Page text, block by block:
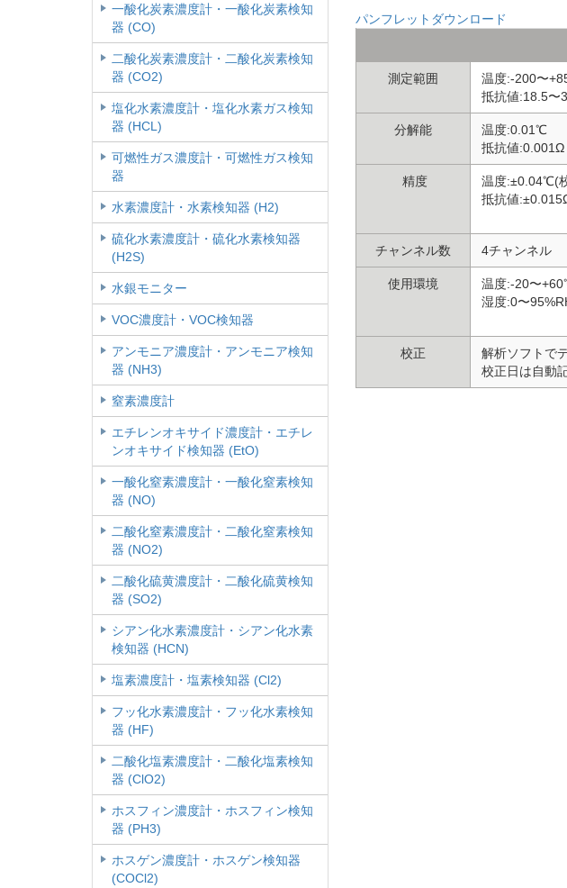
パンフレットダウンロード
測定範囲
温度:-200〜
抵抗値:18.5〜
分解能
温度:0.01℃
抵抗値:0.001Ω
精度
温度:±0.04℃(
抵抗値
チャンネル数 4チャンネル
使用環境
温度:-20〜
湿度:0〜
校正
解析ソフトで
校正日は自動
一酸化炭素濃度計・一酸化炭素検知
器 (CO)
二酸化炭素濃度計・二酸化炭素検知
器 (CO2)
塩化水素濃度計・塩化水素ガス検知
器 (HCL)
可燃性ガス濃度計・可燃性ガス検知
器
水素濃度計・水素検知器 (H2)
硫化水素濃度計・硫化水素検知器
(H2S)
水銀モニター
VOC濃度計・VOC検知器
アンモニア濃度計・アンモニア検知
器 (NH3)
窒素濃度計
エチレンオキサイド濃度計・エチレ
ンオキサイド検知器 (EtO)
一酸化窒素濃度計・一酸化窒素検知
器 (NO)
二酸化窒素濃度計・二酸化窒素検知
器 (NO2)
二酸化硫黄濃度計・二酸化硫黄検知
器 (SO2)
シアン化水素濃度計・シアン化水素
検知器 (HCN)
塩素濃度計・塩素検知器 (Cl2)
フッ化水素濃度計・フッ化水素検知
器 (HF)
二酸化塩素濃度計・二酸化塩素検知
器 (ClO2)
ホスフィン濃度計・ホスフィン検知
器 (PH3)
ホスゲン濃度計・ホスゲン検知器
(COCl2)